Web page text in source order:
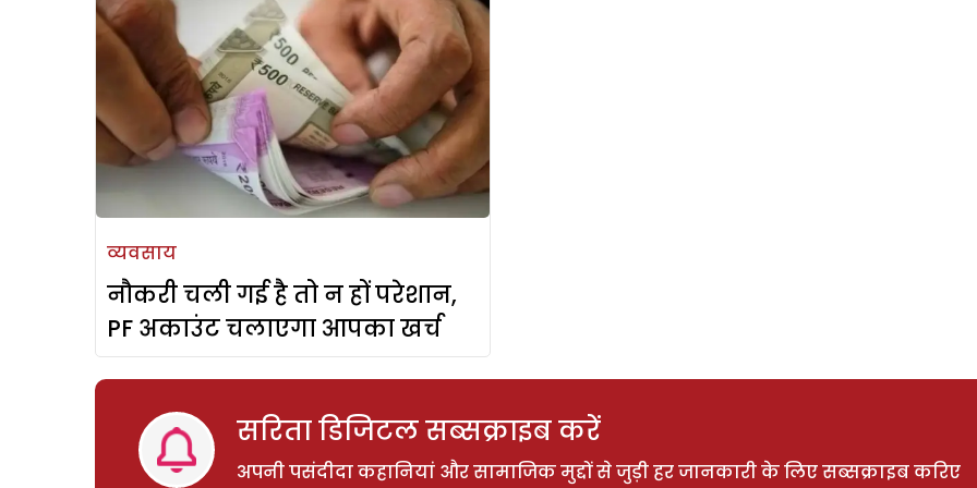
व्यवसाय
नौकरी चली गई है तो न हों परेशान,
PF अकाउंट चलाएगा आपका खर्च
सरिता डिजिटल सब्सक्राइब करें
अपनी पसंदीदा कहानियां और सामाजिक मुद्दों से जुड़ी हर जानकारी के लिए सब्सक्राइब करिए